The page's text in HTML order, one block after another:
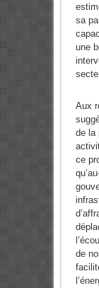
sa
une
Aux
de la
ce
de